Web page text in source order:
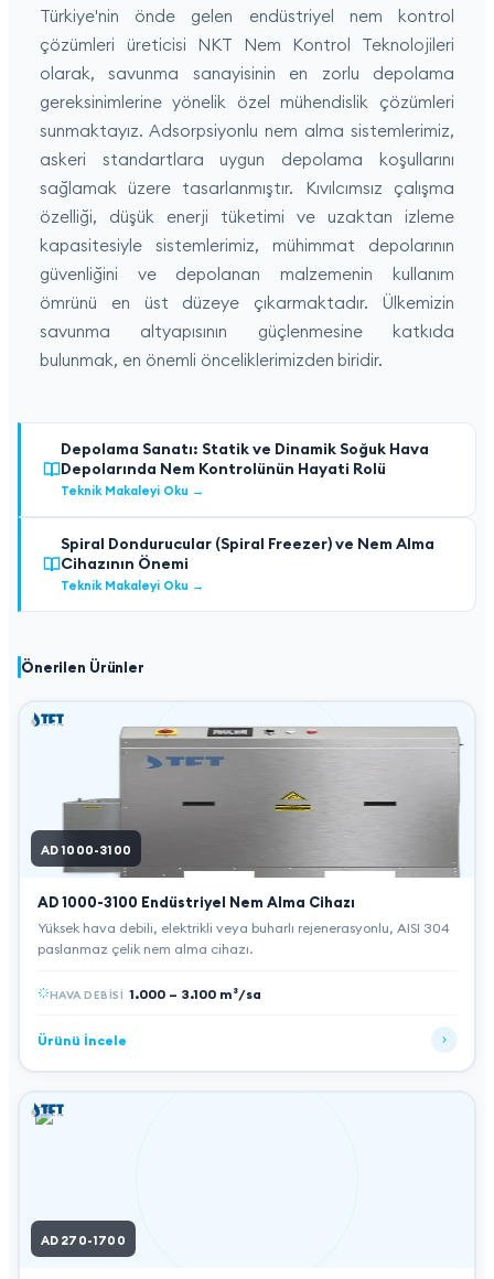
Türkiye'nin önde gelen endüstriyel nem kontrol
çözümleri üreticisi NKT Nem Kontrol Teknolojileri
olarak, savunma sanayisinin en zorlu depolama
gereksinimlerine yönelik özel mühendislik çözümleri
sunmaktayız. Adsorpsiyonlu nem alma sistemlerimiz,
askeri standartlara uygun depolama koşullarını
sağlamak üzere tasarlanmıştır. Kıvılcımsız çalışma
özelliği, düşük enerji tüketimi ve uzaktan izleme
kapasitesiyle sistemlerimiz, mühimmat depolarının
güvenliğini ve depolanan malzemenin kullanım
ömrünü en üst düzeye çıkarmaktadır. Ülkemizin
savunma altyapısının güçlenmesine katkıda
bulunmak, en önemli önceliklerimizden biridir.
Depolama Sanatı: Statik ve Dinamik Soğuk Hava
Depolarında Nem Kontrolünün Hayati Rolü
Teknik Makaleyi Oku →
Spiral Dondurucular (Spiral Freezer) ve Nem Alma
Cihazının Önemi
Teknik Makaleyi Oku →
Önerilen Ürünler
AD 1000-3100
AD 1000-3100 Endüstriyel Nem Alma Cihazı
Yüksek hava debili, elektrikli veya buharlı rejenerasyonlu, AISI 304
paslanmaz çelik nem alma cihazı.
HAVA DEBISI 1.000 – 3.100 m³/sa
Ürünü İncele
AD 270-1700